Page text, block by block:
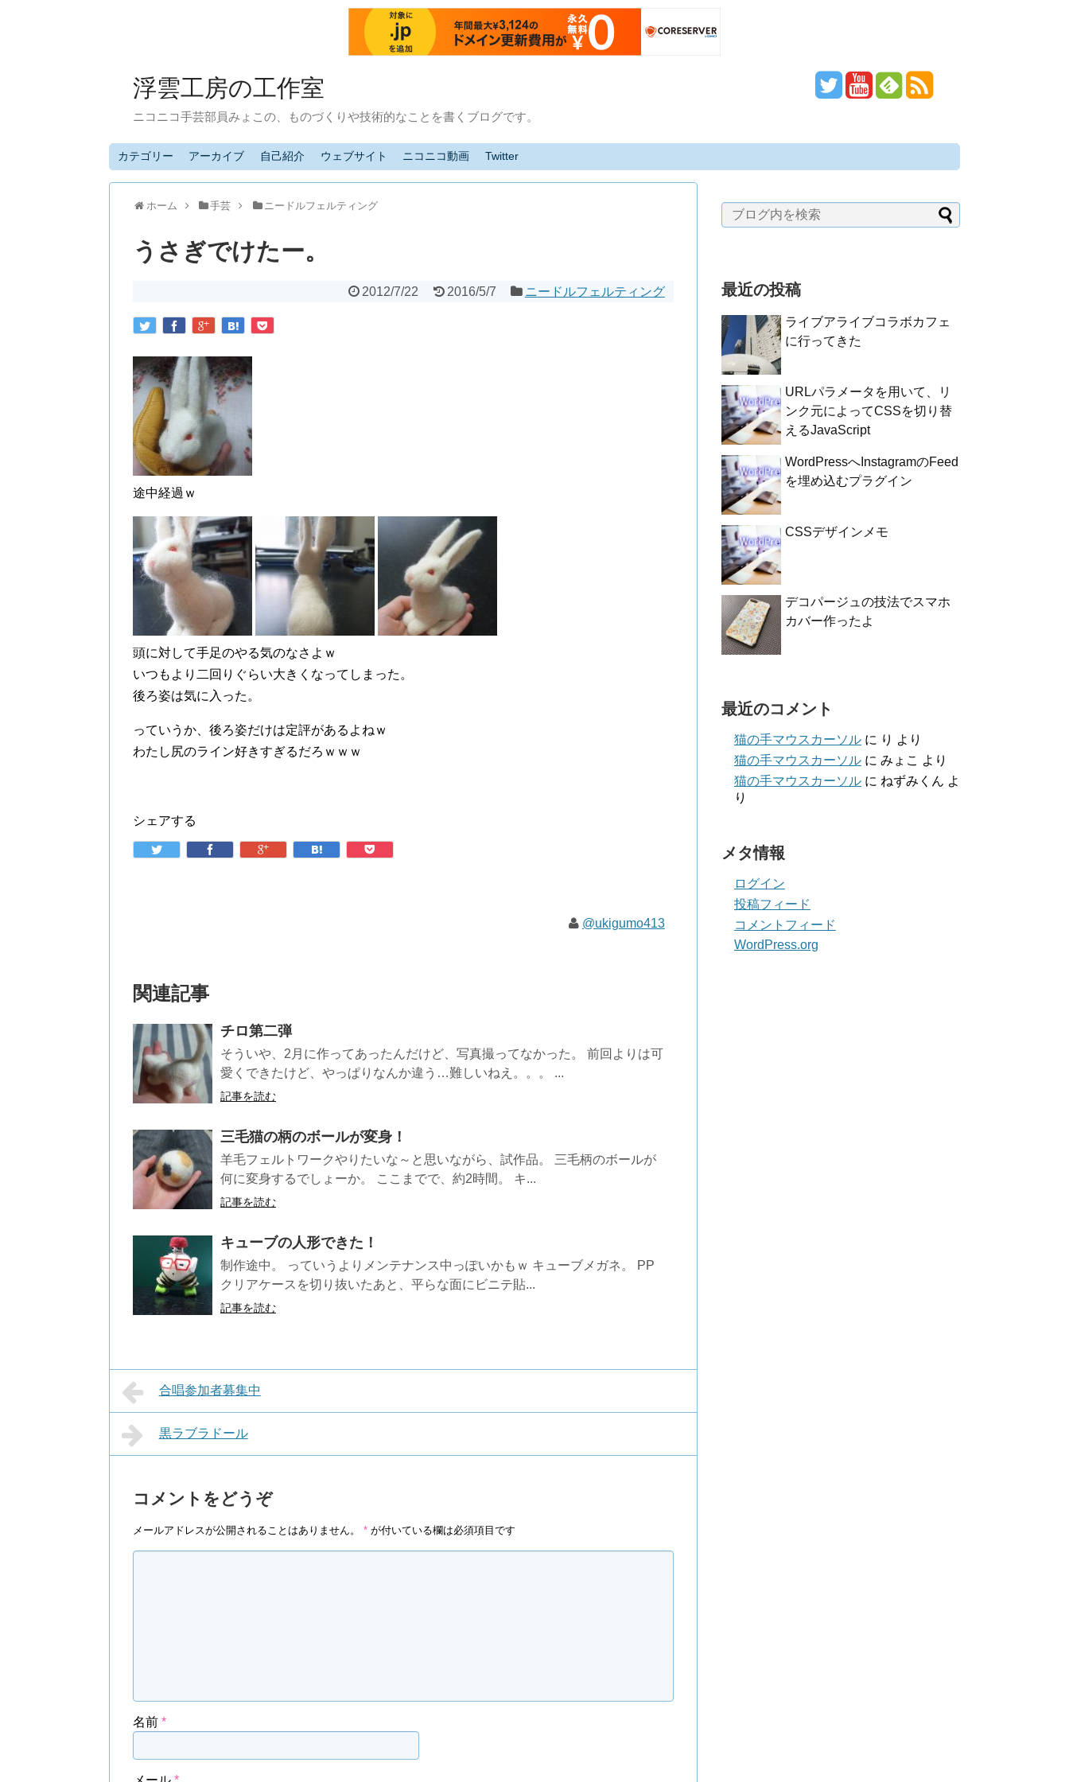
浮雲工房の工作室
ニコニコ手芸部員みょこの、ものづくりや技術的なことを書くブログです。
カテゴリー アーカイブ 自己紹介 ウェブサイト ニコニコ動画 Twitter
ホーム 手芸 ニードルフェルティング
うさぎでけたー。
2012/7/22 2016/5/7 ニードルフェルティング
途中経過ｗ
頭に対して手足のやる気のなさよｗ
いつもより二回りぐらい大きくなってしまった。
後ろ姿は気に入った。
っていうか、後ろ姿だけは定評があるよねｗ
わたし尻のライン好きすぎるだろｗｗｗ
シェアする
@ukigumo413
関連記事
チロ第二弾
そういや、2月に作ってあったんだけど、写真撮ってなかった。 前回よりは可
愛くできたけど、やっぱりなんか違う…難しいねえ。。。 ...
記事を読む
三毛猫の柄のボールが変身！
羊毛フェルトワークやりたいな～と思いながら、試作品。 三毛柄のボールが
何に変身するでしょーか。 ここまでで、約2時間。 キ...
記事を読む
キューブの人形できた！
制作途中。 っていうよりメンテナンス中っぽいかもｗ キューブメガネ。 PP
クリアケースを切り抜いたあと、平らな面にビニテ貼...
記事を読む
合唱参加者募集中
黒ラブラドール
コメントをどうぞ
メールアドレスが公開されることはありません。 * が付いている欄は必須項目です
名前 *
最近の投稿
ライブアライブコラボカフェ
に行ってきた
URLパラメータを用いて、リ
ンク元によってCSSを切り替
えるJavaScript
WordPressへInstagramのFeed
を埋め込むプラグイン
CSSデザインメモ
デコパージュの技法でスマホ
カバー作ったよ
最近のコメント
猫の手マウスカーソル に り より
猫の手マウスカーソル に みょこ より
猫の手マウスカーソル に ねずみくん よ
り
メタ情報
ログイン
投稿フィード
コメントフィード
WordPress.org